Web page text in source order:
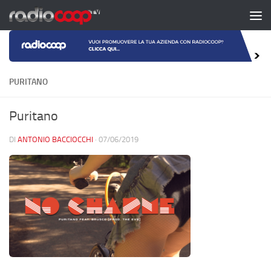
Salta al contenuto
PURITANO
Puritano
DI ANTONIO BACCIOCCHI · 07/06/2019